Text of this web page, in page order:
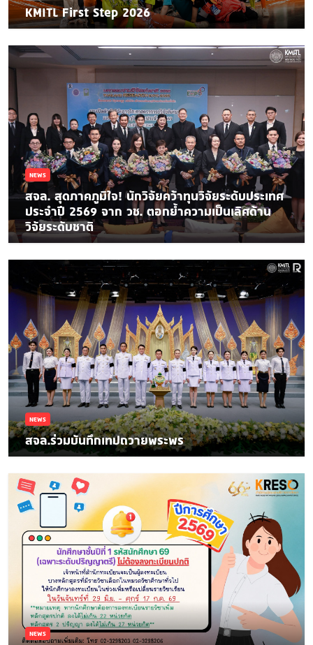
KMITL First Step 2026
NEWS
สจล. สุดภาคภูมิใจ! นักวิจัยคว้าทุนวิจัยระดับประเทศ
ประจำปี 2569 จาก วช. ตอกย้ำความเป็นเลิศด้าน
วิจัยระดับชาติ
NEWS
สจล.ร่วมบันทึกเทปถวายพระพร
NEWS